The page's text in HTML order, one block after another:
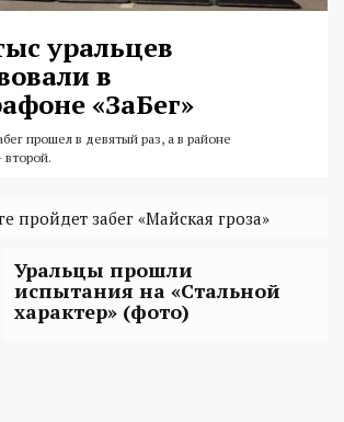
уральцев
в
«ЗаБег»
прошел в девятый раз, а в районе
второй.
пройдет забег «Майская гроза»
Уральцы прошли
испытания на «Стальной
характер» (фото)